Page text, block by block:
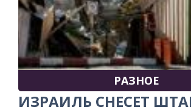
РАЗНОЕ
ИЗРАИЛЬ СНЕСЕТ